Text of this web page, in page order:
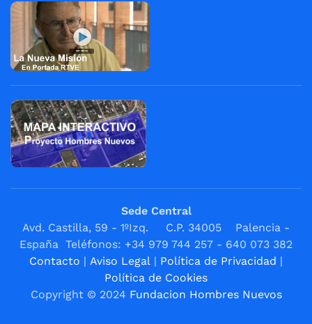
Sede Central
Avd. Castilla, 59 - 1ºIzq. C.P. 34005 Palencia -
España Teléfonos: +34 979 744 257 - 640 073 382
Contacto | Aviso Legal | Política de Privacidad |
Política de Cookies
Copyright © 2024 Fundacion Hombres Nuevos